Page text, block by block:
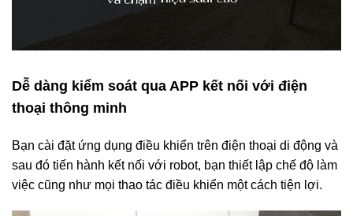
Dễ dàng kiểm soát qua APP kết nối với điện
thoại thông minh
Bạn cài đặt ứng dụng điều khiển trên điện thoại di động và
sau đó tiến hành kết nối với robot, bạn thiết lập chế độ làm
việc cũng như mọi thao tác điều khiển một cách tiện lợi.